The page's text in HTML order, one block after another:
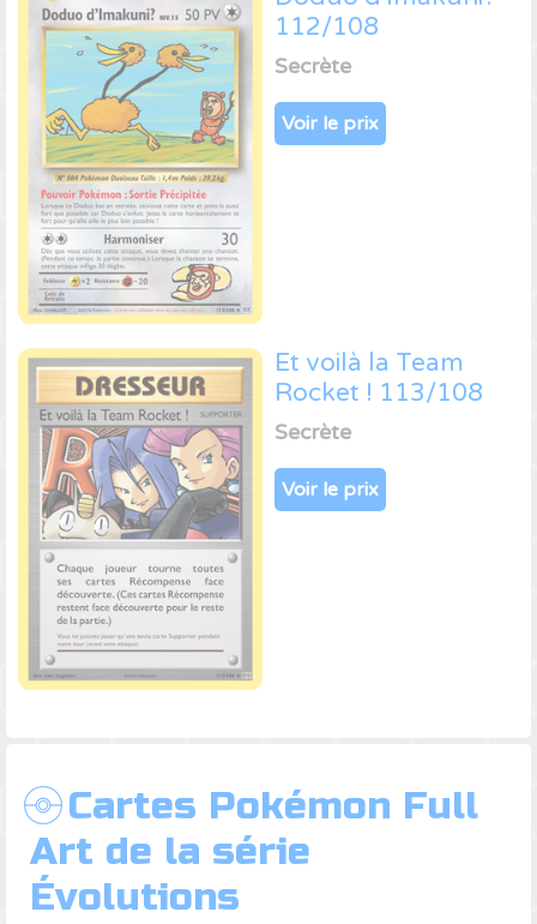
112/108
Secrète
Voir le prix
Et voilà la Team
Rocket ! 113/108
Secrète
Voir le prix
Cartes Pokémon Full
Art de la série
Évolutions